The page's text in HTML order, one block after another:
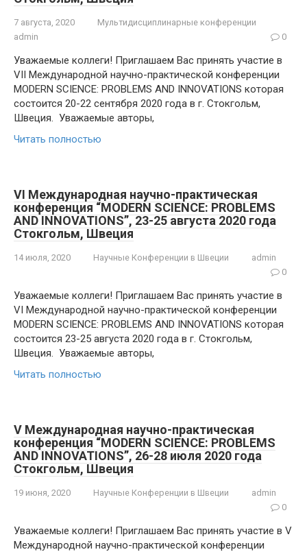
7 августа, 2020
Мультидисциплинарные конференции
admin
0
Уважаемые коллеги! Приглашаем Вас принять участие в
VII Международной научно-практической конференции
MODERN SCIENCE: PROBLEMS AND INNOVATIONS которая
состоится 20-22 сентября 2020 года в г. Стокгольм,
Швеция. Уважаемые авторы,
Читать полностью
VI Международная научно-практическая
конференция “MODERN SCIENCE: PROBLEMS
AND INNOVATIONS”, 23-25 августа 2020 года
Стокгольм, Швеция
14 июля, 2020 Научные Конференции в Швеции
admin
0
Уважаемые коллеги! Приглашаем Вас принять участие в
VI Международной научно-практической конференции
MODERN SCIENCE: PROBLEMS AND INNOVATIONS которая
состоится 23-25 августа 2020 года в г. Стокгольм,
Швеция. Уважаемые авторы,
Читать полностью
V Международная научно-практическая
конференция “MODERN SCIENCE: PROBLEMS
AND INNOVATIONS”, 26-28 июля 2020 года
Стокгольм, Швеция
19 июня, 2020 Научные Конференции в Швеции
admin
0
Уважаемые коллеги! Приглашаем Вас принять участие в V
Международной научно-практической конференции